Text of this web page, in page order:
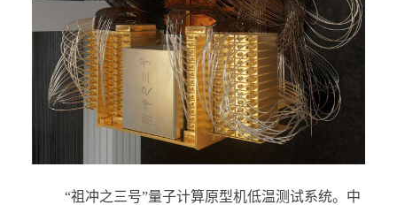
“祖冲之三号”量子计算原型机低温测试系统。中